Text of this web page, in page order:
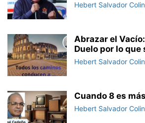
Hebert Salvador
Abrazar el
Duelo por lo que
Hebert Salvador
Cuando 8 es
Hebert Salvador